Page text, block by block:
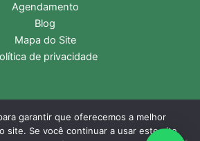
Agendamento
Blog
Mapa do Site
de privacidade
Técnica Lofra | Central de
garantir que oferecemos a melhor
site. Se você continuar a usar este site,